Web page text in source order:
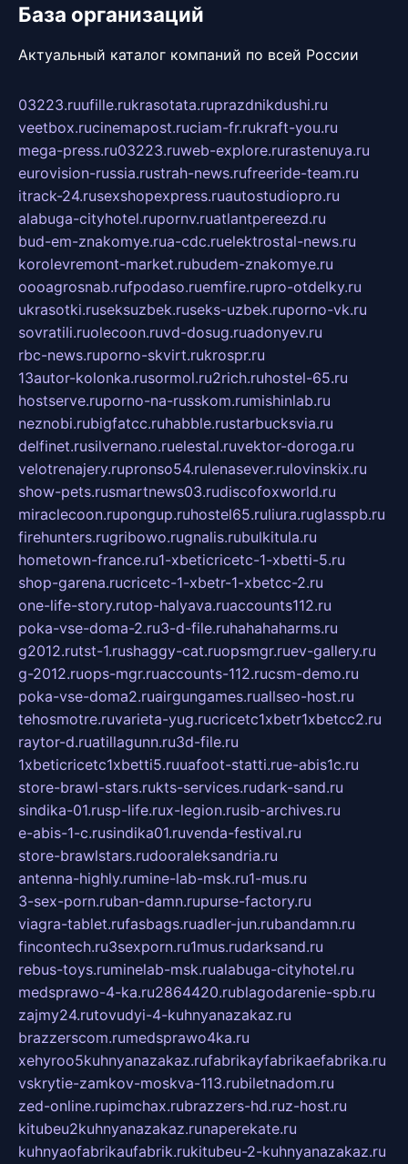
База организаций
Актуальный каталог компаний по всей России
03223.ruufille.rukrasotata.ruprazdnikdushi.ru
veetbox.rucinemapost.ruciam-fr.rukraft-you.ru
mega-press.ru03223.ruweb-explore.rurastenuya.ru
eurovision-russia.rustrah-news.rufreeride-team.ru
itrack-24.rusexshopexpress.ruautostudiopro.ru
alabuga-cityhotel.rupornv.ruatlantpereezd.ru
bud-em-znakomye.rua-cdc.ruelektrostal-news.ru
korolevremont-market.rubudem-znakomye.ru
oooagrosnab.rufpodaso.ruemfire.rupro-otdelky.ru
ukrasotki.ruseksuzbek.ruseks-uzbek.ruporno-vk.ru
sovratili.ruolecoon.ruvd-dosug.ruadonyev.ru
rbc-news.ruporno-skvirt.rukrospr.ru
13autor-kolonka.rusormol.ru2rich.ruhostel-65.ru
hostserve.ruporno-na-russkom.rumishinlab.ru
neznobi.rubigfatcc.ruhabble.rustarbucksvia.ru
delfinet.rusilvernano.ruelestal.ruvektor-doroga.ru
velotrenajery.rupronso54.rulenasever.rulovinskix.ru
show-pets.rusmartnews03.rudiscofoxworld.ru
miraclecoon.rupongup.ruhostel65.ruliura.ruglasspb.ru
firehunters.rugribowo.rugnalis.rubulkitula.ru
hometown-france.ru1-xbeticricetc-1-xbetti-5.ru
shop-garena.rucricetc-1-xbetr-1-xbetcc-2.ru
one-life-story.rutop-halyava.ruaccounts112.ru
poka-vse-doma-2.ru3-d-file.ruhahahaharms.ru
g2012.rutst-1.rushaggy-cat.ruopsmgr.ruev-gallery.ru
g-2012.ruops-mgr.ruaccounts-112.rucsm-demo.ru
poka-vse-doma2.ruairgungames.ruallseo-host.ru
tehosmotre.ruvarieta-yug.rucricetc1xbetr1xbetcc2.ru
raytor-d.ruatillagunn.ru3d-file.ru
1xbeticricetc1xbetti5.ruuafoot-statti.rue-abis1c.ru
store-brawl-stars.rukts-services.rudark-sand.ru
sindika-01.rusp-life.rux-legion.rusib-archives.ru
e-abis-1-c.rusindika01.ruvenda-festival.ru
store-brawlstars.rudooraleksandria.ru
antenna-highly.rumine-lab-msk.ru1-mus.ru
3-sex-porn.ruban-damn.rupurse-factory.ru
viagra-tablet.rufasbags.ruadler-jun.rubandamn.ru
fincontech.ru3sexporn.ru1mus.rudarksand.ru
rebus-toys.ruminelab-msk.rualabuga-cityhotel.ru
medsprawo-4-ka.ru2864420.rublagodarenie-spb.ru
zajmy24.rutovudyi-4-kuhnyanazakaz.ru
brazzerscom.rumedsprawo4ka.ru
xehyroo5kuhnyanazakaz.rufabrikayfabrikaefabrika.ru
vskrytie-zamkov-moskva-113.rubiletnadom.ru
zed-online.rupimchax.rubrazzers-hd.ruz-host.ru
kitubeu2kuhnyanazakaz.runaperekate.ru
kuhnyaofabrikaufabrik.rukitubeu-2-kuhnyanazakaz.ru